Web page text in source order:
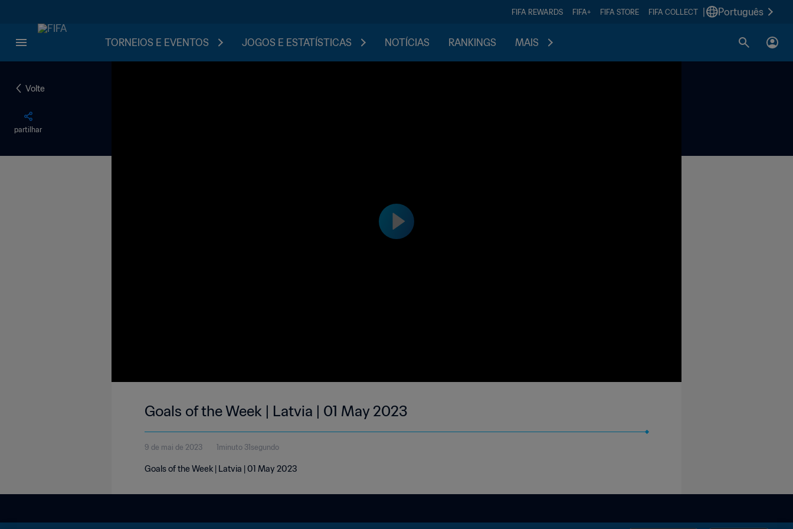
FIFA REWARDS FIFA+ FIFA STORE FIFA COLLECT Português
TORNEIOS E EVENTOS JOGOS E ESTATÍSTICAS NOTÍCIAS RANKINGS MAIS
Volte
partilhar
Goals of the Week | Latvia | 01 May 2023
9 de mai de 2023 1minuto 31segundo
Goals of the Week | Latvia | 01 May 2023